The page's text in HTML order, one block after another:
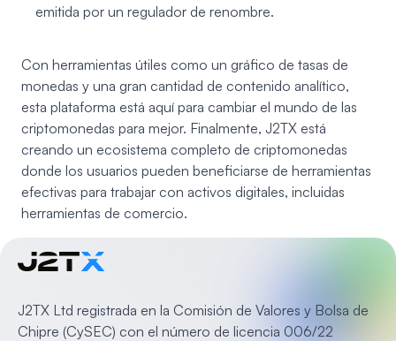
emitida por un regulador de renombre.
Con herramientas útiles como un gráfico de tasas de
monedas y una gran cantidad de contenido analítico,
esta plataforma está aquí para cambiar el mundo de las
criptomonedas para mejor. Finalmente, J2TX está
creando un ecosistema completo de criptomonedas
donde los usuarios pueden beneficiarse de herramientas
efectivas para trabajar con activos digitales, incluidas
herramientas de comercio.
J2TX Ltd registrada en la Comisión de Valores y Bolsa de
Chipre (CySEC) con el número de licencia 006/22